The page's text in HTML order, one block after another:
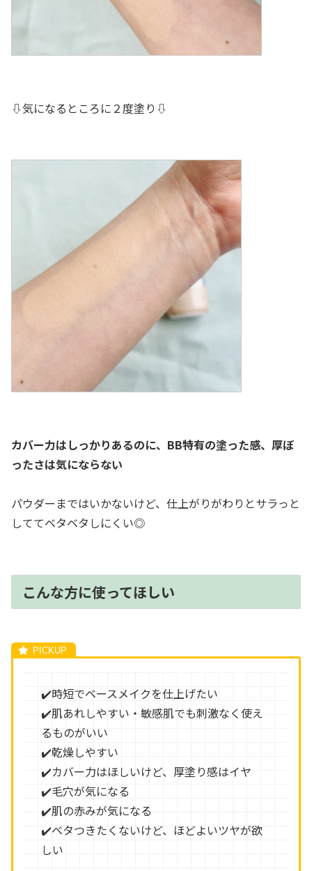
⇩気になるところに２度塗り⇩
カバー力はしっかりあるのに、BB特有の塗った感、厚ぼ
ったさは気にならない
パウダーまではいかないけど、仕上がりがわりとサラっと
しててベタベタしにくい◎
こんな方に使ってほしい
✔️時短でベースメイクを仕上げたい
✔️肌あれしやすい・敏感肌でも刺激なく使え
るものがいい
✔️乾燥しやすい
✔️カバー力はほしいけど、厚塗り感はイヤ
✔️毛穴が気になる
✔️肌の赤みが気になる
✔️ベタつきたくないけど、ほどよいツヤが欲
しい